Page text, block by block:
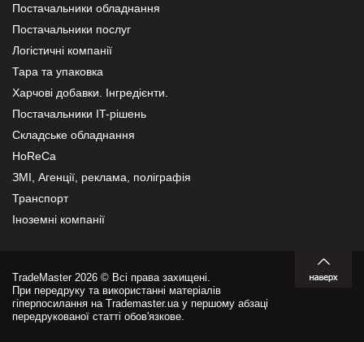
Постачальники обладнання
Постачальники послуг
Логістичні компанії
Тара та упаковка
Харчові добавки. Інгредієнти.
Постачальники IT-рішень
Складське обладнання
HoReCa
ЗМІ, Агенції, реклама, поліграфія
Транспорт
Іноземні компанії
TradeMaster 2026 © Всі права захищені.
При передруку та використанні матеріалів
гіперпосилання на Trademaster.ua у першому абзаці
передрукованої статті обов'язкове.